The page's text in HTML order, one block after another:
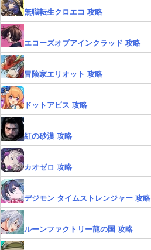
無職転生クロエコ 攻略
エコーズオブアインクラッド 攻略
冒険家エリオット 攻略
ドットアビス 攻略
紅の砂漠 攻略
カオゼロ 攻略
デジモン タイムストレンジャー 攻略
ルーンファクトリー龍の国 攻略